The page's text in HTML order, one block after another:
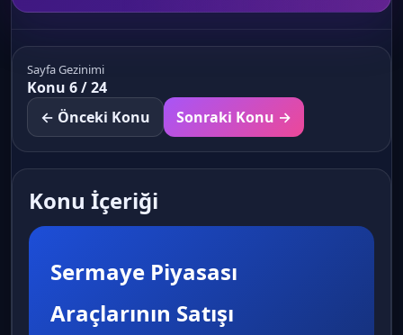
Sayfa Gezinimi
Konu 6 / 24
← Önceki Konu
Sonraki Konu →
Konu İçeriği
Sermaye Piyasası
Araçlarının Satışı